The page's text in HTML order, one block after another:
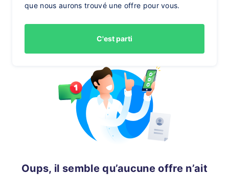
que nous aurons trouvé une offre pour vous.
C'est parti
Oups, il semble qu’aucune offre n’ait